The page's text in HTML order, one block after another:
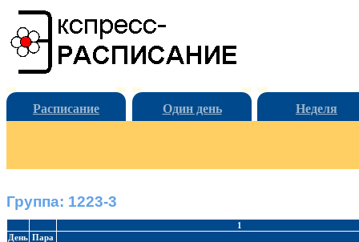
Расписание Один день Неделя
Группа: 1223-3
1
День Пара